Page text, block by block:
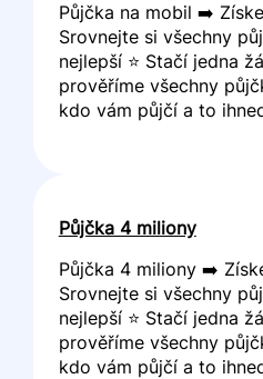
Půjčka na mobil ➡️
Srovnejte si všechny
nejlepší ⭐ Stačí jedna
prověříme všechny
kdo vám půjčí a to
Půjčka 4 miliony
Půjčka 4 miliony ➡️
Srovnejte si všechny
nejlepší ⭐ Stačí jedna
prověříme všechny
kdo vám půjčí a to